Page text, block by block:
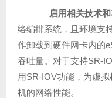
启用相关技术
络编排系统，且环境支
作卸载到硬件网卡内的
吞吐量。对于支持SR-
用SR-IOV功能，为虚
机的网络性能。